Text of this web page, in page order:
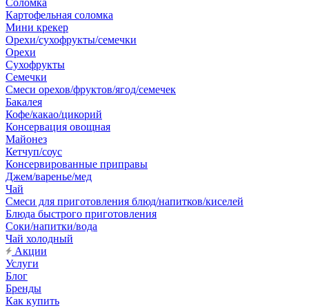
Соломка
Картофельная соломка
Мини крекер
Орехи/сухофрукты/семечки
Орехи
Сухофрукты
Семечки
Смеси орехов/фруктов/ягод/семечек
Бакалея
Кофе/какао/цикорий
Консервация овощная
Майонез
Кетчуп/соус
Консервированные приправы
Джем/варенье/мед
Чай
Смеси для приготовления блюд/напитков/киселей
Блюда быстрого приготовления
Соки/напитки/вода
Чай холодный
Акции
Услуги
Блог
Бренды
Как купить